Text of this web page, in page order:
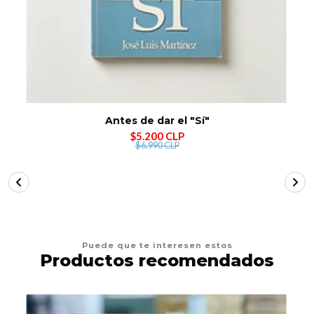
Antes de dar el "Sí"
$5.200 CLP
$6.990 CLP
Puede que te interesen estos
Productos recomendados